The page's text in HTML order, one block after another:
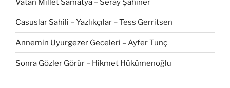
Casuslar Sahili – Yazlıkçılar – Tess Gerritsen
Annemin Uyurgezer Geceleri – Ayfer Tunç
Sonra Gözler Görür – Hikmet Hükümenoğlu